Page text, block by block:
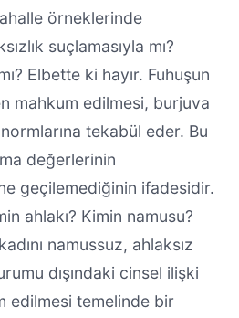
örneklerinde
suçlamasıyla mı?
Elbette ki hayır. Fuhuşun
mahkum edilmesi, burjuva
tekabül eder. Bu
değerlerinin
geçilemediğinin ifadesidir.
ahlakı? Kimin namusu?
namussuz, ahlaksız
dışındaki cinsel ilişki
edilmesi temelinde bir